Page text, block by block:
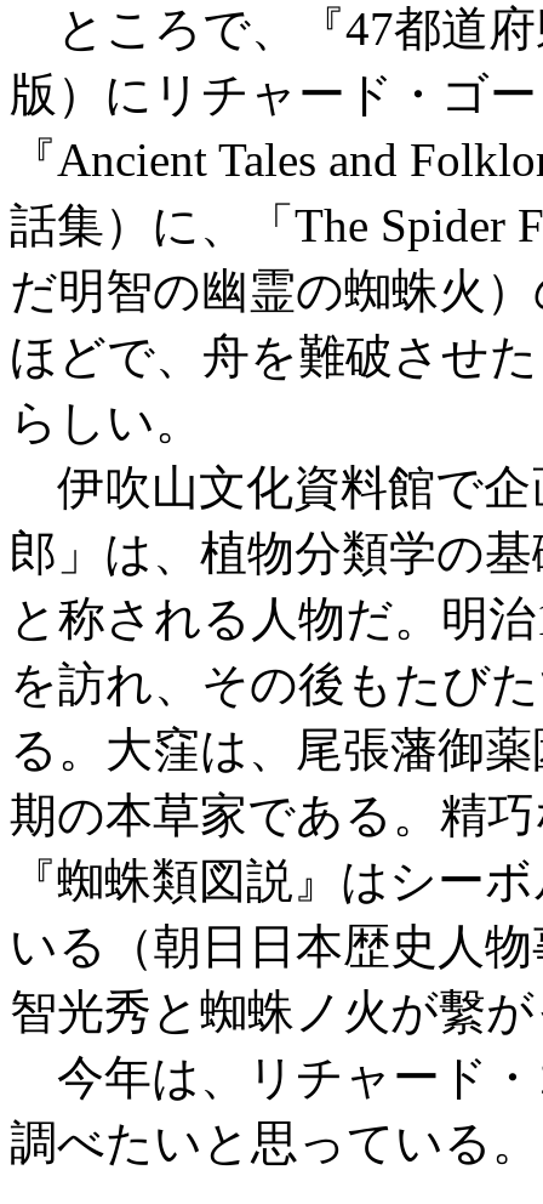
ところで、『47都道
版）にリチャード・ゴ
『Ancient Tales and
話集）に、「The Spider
だ明智の幽霊の蜘蛛火
ほどで、舟を難破させ
らしい。
伊吹山文化資料館で企
郎」は、植物分類学の
と称される人物だ。明
を訪れ、その後もたび
る。大窪は、尾張藩御
期の本草家である。精
『蜘蛛類図説』はシー
いる（朝日日本歴史人
智光秀と蜘蛛ノ火が繫
今年は、リチャード
調べたいと思っている